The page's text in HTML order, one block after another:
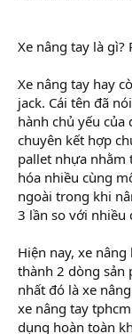
Xe nâng tay là gì?
Xe nâng tay hay
jack. Cái tên đã
hành chủ yếu
chuyên kết hợp
pallet nhựa nhằm
hóa nhiều cùng
ngoài trong khi
3 lần so với nhiều
Hiện nay, xe
thành 2 dòng sản
nhất đó là xe
xe nâng tay
dụng hoàn toàn